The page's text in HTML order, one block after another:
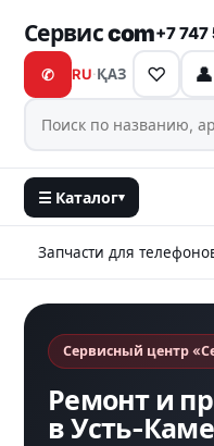
Сервис com+7
✆ RU·ҚАЗ ♡ 👤
☰ Каталог▾
Запчасти для
Сервисный центр
Ремонт и
в Усть-